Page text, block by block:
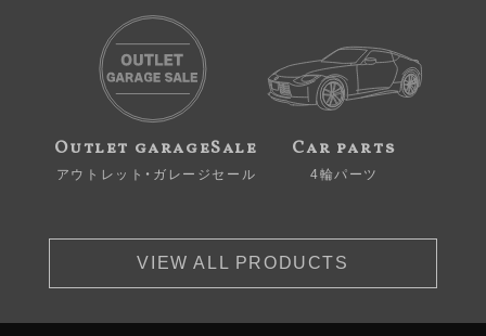
Outlet garageSale
アウトレット・ガレージセール
Car parts
4輪パーツ
VIEW ALL PRODUCTS